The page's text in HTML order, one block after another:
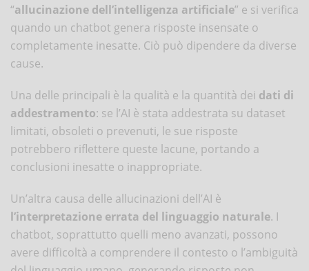
“allucinazione dell’intelligenza artificiale” e si verifica
quando un chatbot genera risposte insensate o
completamente inesatte. Ciò può dipendere da diverse
cause.
Una delle principali è la qualità e la quantità dei dati di
addestramento: se l’AI è stata addestrata su dataset
limitati, obsoleti o prevenuti, le sue risposte
potrebbero riflettere queste lacune, portando a
conclusioni inesatte o inappropriate.
Un’altra causa delle allucinazioni dell’AI è
l’interpretazione errata del linguaggio naturale. I
chatbot, soprattutto quelli meno avanzati, possono
avere difficoltà a comprendere il contesto o l’ambiguità